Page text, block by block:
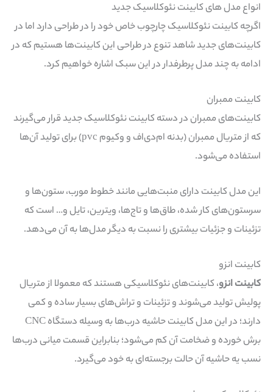
انواع مدل های کابینت نئوکلاسیک جدید
اگرچه کابینت‌ نئوکلاسیک چارچوب خاص خود را در طراحی دارد اما در
کابینت‌های جدید شاهد تنوع در طراحی این کابینت‌ها هستیم که در
ادامه به چند مدل پرطرفدار در این سبک اشاره خواهیم کرد.
کابینت ممبران
کابینت‌های ممبران در دسته کابینت نئوکلاسیک جدید قرار می‌گیرند
که از متریال ممبران (بدنه ام‌دی‌اف و وکیوم pvc) برای تولید آن‌ها
استفاده می‌شود.
این مدل کابینت دارای منبت‌هایی مانند خطوط مورب، ستون‌ها و
سرستون‌های کار شده، طاق‌ها و تاج‌ها، ویترین، تایل و… است که
تزئینات و جزئیات بیشتری را نسبت به دیگر مدل‌ها به آن می‌دهد.
کابینت انزو
کابینت انزو، کابینت‌های نئوکلاسیکی هستند که معمولا از متریال
پولیش تولید می‌شوند و تزئینات و تراش‌های بسیار ساده و کمی
دارند؛ در این مدل کابینت حاشیه درب‌ها به وسیله دستگاه CNC
برش خورده و ضخامت آن کم می‌شود؛ بنابراین قسمت میانی درب‌ها
نسب یه حاشیه آن حالت برجسته‌ای به خود می‌گیرد.